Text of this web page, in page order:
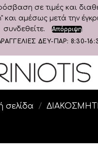
σε τιμές και
και αμέσως μετά την
συνδεθείτε.
Απόρριψη
ΔΕΥ-ΠΑΡ: 8:30-
σελίδα /